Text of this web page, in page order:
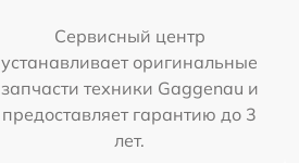
Сервисный центр
устанавливает оригинальные
запчасти техники Gaggenau и
предоставляет гарантию до 3
лет.